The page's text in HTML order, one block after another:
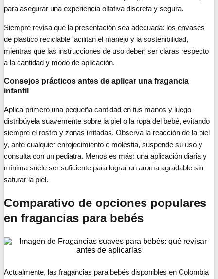
para asegurar una experiencia olfativa discreta y segura.
Siempre revisa que la presentación sea adecuada: los envases
de plástico reciclable facilitan el manejo y la sostenibilidad,
mientras que las instrucciones de uso deben ser claras respecto
a la cantidad y modo de aplicación.
Consejos prácticos antes de aplicar una fragancia
infantil
Aplica primero una pequeña cantidad en tus manos y luego
distribúyela suavemente sobre la piel o la ropa del bebé, evitando
siempre el rostro y zonas irritadas. Observa la reacción de la piel
y, ante cualquier enrojecimiento o molestia, suspende su uso y
consulta con un pediatra. Menos es más: una aplicación diaria y
mínima suele ser suficiente para lograr un aroma agradable sin
saturar la piel.
Comparativo de opciones populares
en fragancias para bebés
Actualmente, las fragancias para bebés disponibles en Colombia